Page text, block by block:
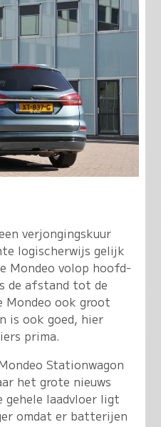
verjongingskuur
logischerwijs gelijk
Mondeo volop hoofd-
de afstand tot de
ook groot
is ook goed, hier
prima.
Stationwagon
het grote nieuws
gehele laadvloer ligt
omdat er batterijen